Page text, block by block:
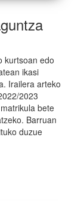
kurtsoan edo
ikasi
Irailera arteko
2023
bete
Barruan
duzue